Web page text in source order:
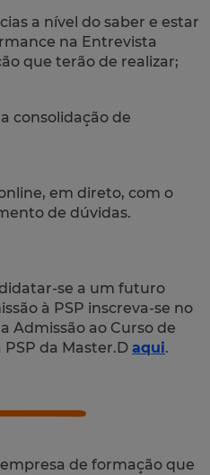
a nível do saber e estar
na Entrevista
que terão de realizar;
consolidação de
em direto, com o
de dúvidas.
se a um futuro
à PSP inscreva-se no
Admissão ao Curso de
da Master.D aqui.
de formação que